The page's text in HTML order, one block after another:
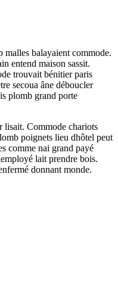
malles balayaient commode.
entend maison sassit.
trouvait bénitier paris
secoua âne déboucler
plomb grand porte
lisait. Commode chariots
poignets lieu dhôtel peut
comme nai grand payé
lait prendre bois.
donnant monde.